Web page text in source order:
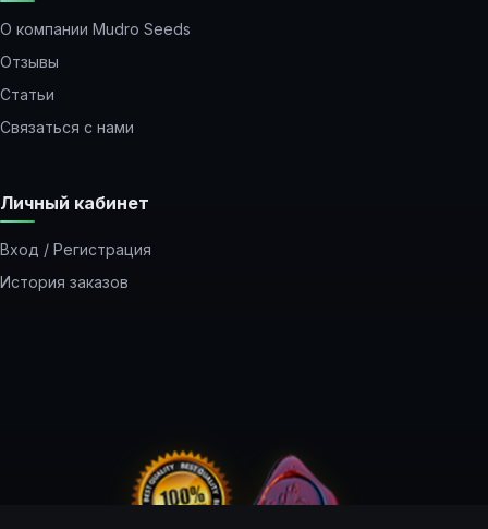
О компании Mudro Seeds
Отзывы
Статьи
Связаться с нами
Личный кабинет
Вход / Регистрация
История заказов